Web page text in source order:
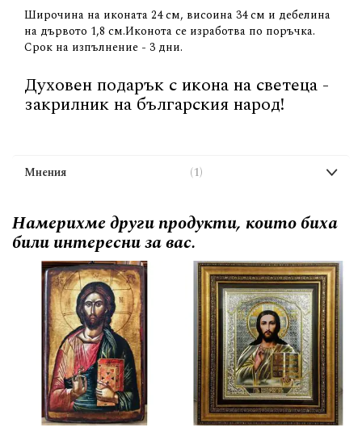
Широчина на иконата 24 см, висоина 34 см и дебелина
на дървото 1,8 см.Иконота се изработва по поръчка.
Срок на изпълнение - 3 дни.
Духовен подарък с икона на светеца -
закрилник на българския народ!
Мнения 1
Намерихме други продукти, които биха
били интересни за вас.